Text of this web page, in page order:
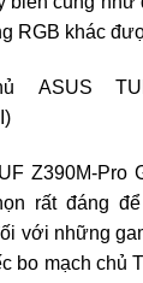
RGB khác
Z390M-Pro
rất đáng
với những
bo mạch chủ